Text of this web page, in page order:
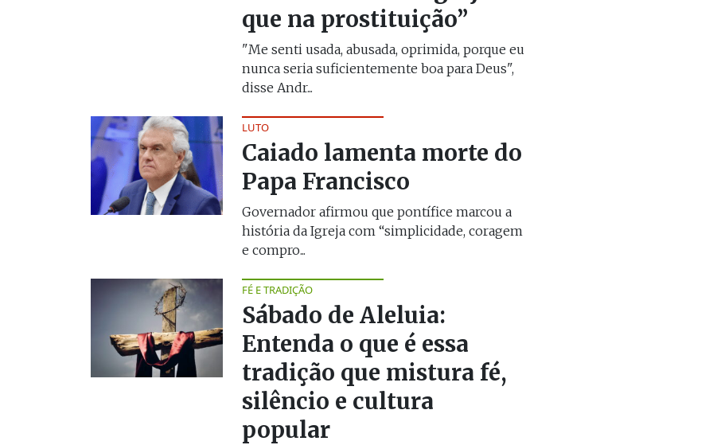
que na prostituição”
"Me senti usada, abusada, oprimida, porque eu
nunca seria suficientemente boa para Deus",
disse Andr...
LUTO
Caiado lamenta morte do
Papa Francisco
Governador afirmou que pontífice marcou a
história da Igreja com “simplicidade, coragem
e compro...
FÉ E TRADIÇÃO
Sábado de Aleluia:
Entenda o que é essa
tradição que mistura fé,
silêncio e cultura
popular